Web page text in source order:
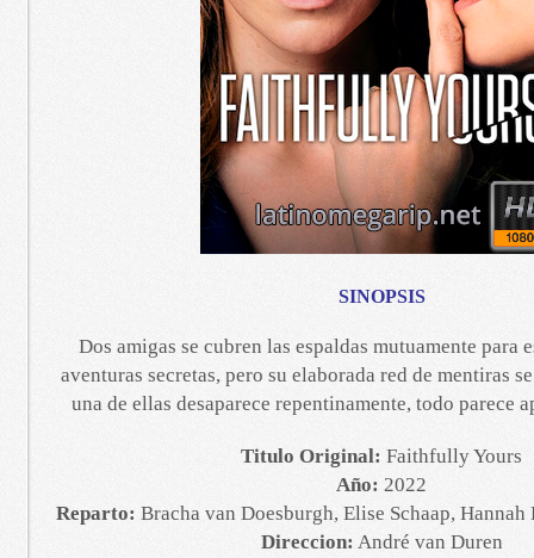
SINOPSIS
Dos amigas se cubren las espaldas mutuamente
aventuras secretas, pero su elaborada red de mentiras
una de ellas desaparece repentinamente, todo parece
Titulo Original: Faithfully Yours
Año: 2022
Reparto: Bracha van Doesburgh, Elise Schaap,
Direccion: André van Duren